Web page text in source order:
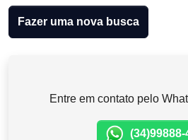
Fazer uma nova busca
Entre em contato pelo
(34)99888-